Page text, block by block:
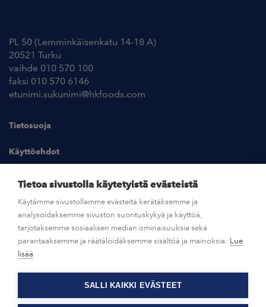
PL 50 (Lemminkäisenkatu 14-18 A)
20521 Turku
vaihde 010 570 100
faksi 010 570 6146
etunimi.sukunimi@hkfoods.com
Tietosuoja
Käyttöehdot
Kuvapankki
UUTISHUONE
OTA YHTEYTTÄ
Tietoa sivustolla käytetyistä evästeistä
Käytämme sivustollamme evästeitä kerätäksemme ja
analysoidaksemme sivuston suorituskykyä ja käyttöä,
tarjotaksemme sosiaalisen median ominaisuuksia sekä
parantaaksemme ja räätälöidäksemme sisältöä ja mainoksia. Lue
lisää
SALLI KAIKKI EVÄSTEET